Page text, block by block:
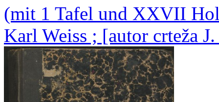
(mit 1 Tafel und XXVII
Karl Weiss ; [autor crteža